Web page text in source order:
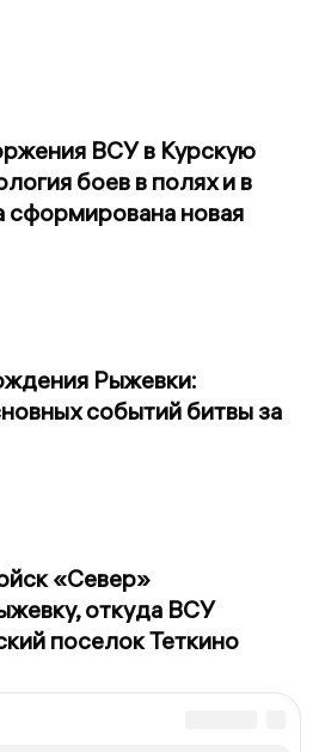
ВСУ в Курскую
боев в полях и в
сформирована новая
Рыжевки:
событий битвы за
«Север»
откуда ВСУ
поселок Теткино